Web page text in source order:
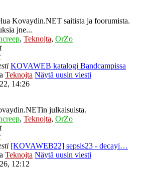
Kovaydin.NET saitista ja foorumista.
jne...
, Teknojta, OrZo
KOVAWEB katalogi Bandcampissa
Teknojta Näytä uusin viesti
14:26
julkaisuista.
, Teknojta, OrZo
[KOVAWEB22] sepsis23 - decayi…
Teknojta Näytä uusin viesti
12:12